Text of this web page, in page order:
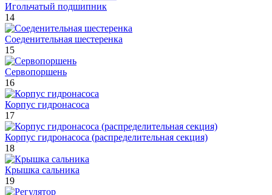
Игольчатый подшипник
14
Соеденительная шестеренка
15
Сервопоршень
16
Корпус гидронасоса
17
Корпус гидронасоса (распределительная секция)
18
Крышка сальника
19